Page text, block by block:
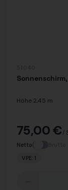
Höhe 2,45 m
75,00 € /
Netto
VPE: 1